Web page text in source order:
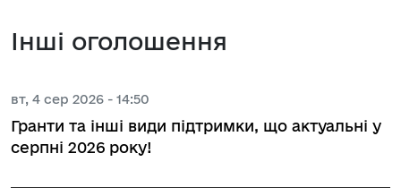
Інші оголошення
вт, 4 сер 2026 - 14:50
Гранти та інші види підтримки, що актуальні у
серпні 2026 року!